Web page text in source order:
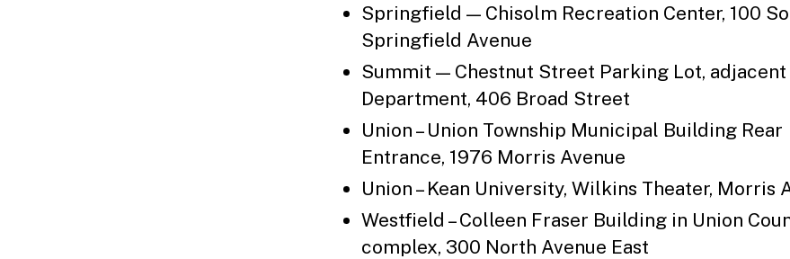
Springfield — Chisolm Recreation Center, 100
Springfield Avenue
Summit — Chestnut Street Parking Lot,
Department, 406 Broad Street
Union – Union Township Municipal Building Rear
Entrance, 1976 Morris Avenue
Union – Kean University, Wilkins Theater, Morris
Westfield – Colleen Fraser Building in Union
complex, 300 North Avenue East